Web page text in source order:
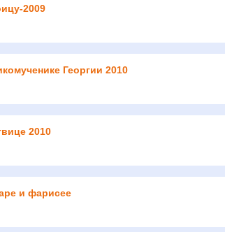
2009
Георгии 2010
2010
и фарисее